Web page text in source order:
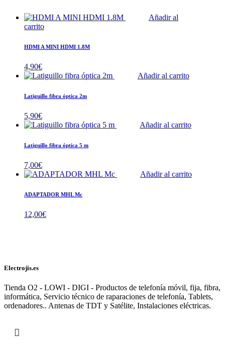
Añadir al
carrito
HDMI A MINI HDMI 1.8M
4,90€
Añadir al carrito
Latiguillo fibra óptica 2m
5,90€
Añadir al carrito
Latiguillo fibra óptica 5 m
7,00€
Añadir al carrito
ADAPTADOR MHL Mc
12,00€
Electrojis.es
Tienda O2 - LOWI - DIGI - Productos de telefonía móvil, fija, fibra,
informática, Servicio técnico de raparaciones de telefonía, Tablets,
ordenadores.. Antenas de TDT y Satélite, Instalaciones eléctricas.